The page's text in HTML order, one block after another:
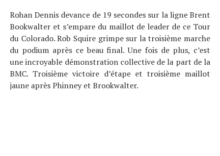
Rohan Dennis devance de 19 secondes sur la ligne Brent
Bookwalter et s’empare du maillot de leader de ce Tour
du Colorado. Rob Squire grimpe sur la troisième marche
du podium après ce beau final. Une fois de plus, c’est
une incroyable démonstration collective de la part de la
BMC. Troisième victoire d’étape et troisième maillot
jaune après Phinney et Brookwalter.